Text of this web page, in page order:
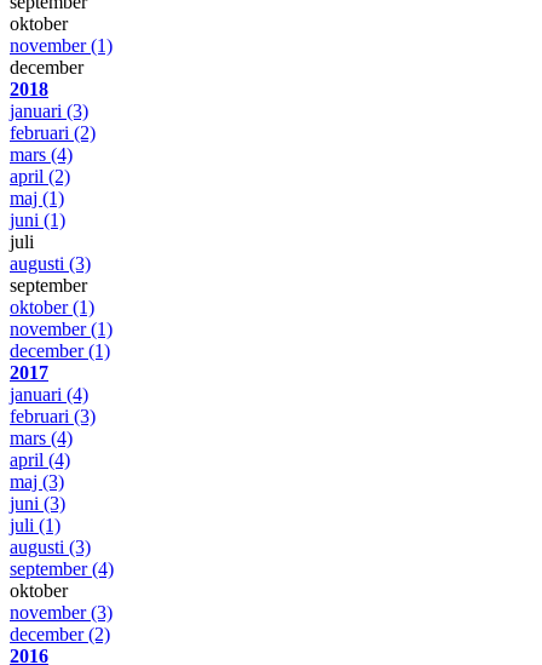
oktober
november(1)
december
2018
januari (3)
februari (2)
mars (4)
april (2)
maj (1)
juni (1)
juli
augusti (3)
september
oktober(1)
november(1)
december(1)
2017
januari (4)
februari (3)
mars (4)
april (4)
maj (3)
juni (3)
juli (1)
augusti (3)
september(4)
oktober
november(3)
december(2)
2016